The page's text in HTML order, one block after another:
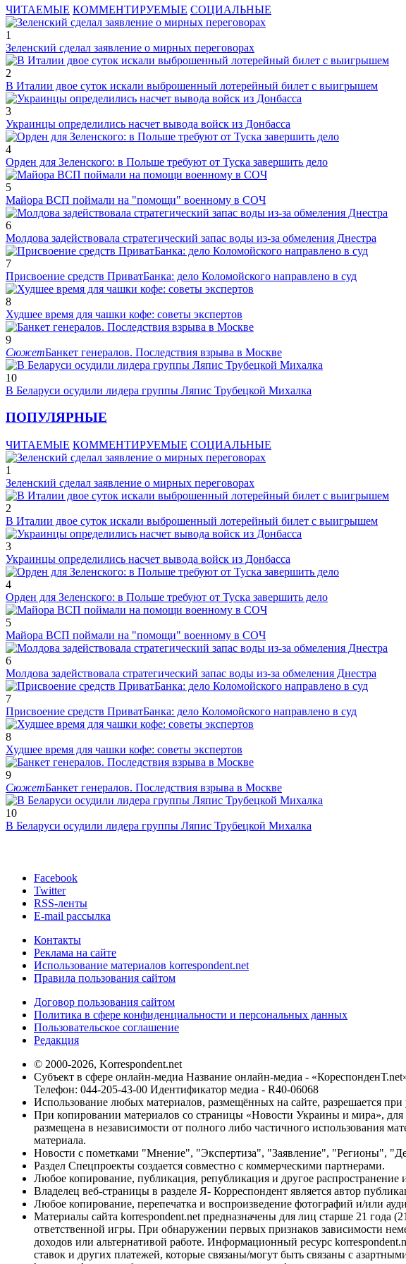
ЧИТАЕМЫЕ КОММЕНТИРУЕМЫЕ СОЦИАЛЬНЫЕ
1
Зеленский сделал заявление о мирных переговорах
2
В Италии двое суток искали выброшенный лотерейный билет с выигрышем
3
Украинцы определились насчет вывода войск из Донбасса
4
Орден для Зеленского: в Польше требуют от Туска завершить дело
5
Майора ВСП поймали на "помощи" военному в СОЧ
6
Молдова задействовала стратегический запас воды из-за обмеления Днестра
7
Присвоение средств ПриватБанка: дело Коломойского направлено в суд
8
Худшее время для чашки кофе: советы экспертов
9
СюжетБанкет генералов. Последствия взрыва в Москве
10
В Беларуси осудили лидера группы Ляпис Трубецкой Михалка
ПОПУЛЯРНЫЕ
ЧИТАЕМЫЕ КОММЕНТИРУЕМЫЕ СОЦИАЛЬНЫЕ
1
Зеленский сделал заявление о мирных переговорах
2
В Италии двое суток искали выброшенный лотерейный билет с выигрышем
3
Украинцы определились насчет вывода войск из Донбасса
4
Орден для Зеленского: в Польше требуют от Туска завершить дело
5
Майора ВСП поймали на "помощи" военному в СОЧ
6
Молдова задействовала стратегический запас воды из-за обмеления Днестра
7
Присвоение средств ПриватБанка: дело Коломойского направлено в суд
8
Худшее время для чашки кофе: советы экспертов
9
СюжетБанкет генералов. Последствия взрыва в Москве
10
В Беларуси осудили лидера группы Ляпис Трубецкой Михалка
Facebook
Twitter
RSS-ленты
E-mail рассылка
Контакты
Реклама на сайте
Использование материалов korrespondent.net
Правила пользования сайтом
Договор пользования сайтом
Политика в сфере конфиденциальности и персональных данных
Пользовательское соглашение
Редакция
© 2000-2026, Korrespondent.net
Субъект в сфере онлайн-медиа Название онлайн-медиа -
Телефон: 044-205-43-00 Идентификатор медиа - R40-06068
Использование любых материалов, размещённых на сайте, разрешается
При копировании материалов со страницы «Новости Украины и мира», для
размещена в независимости от полного либо частичного использования
материала.
Новости с пометками "Мнение", "Экспертиза", "Заявление", "Регионы",
Раздел Спецпроекты создается совместно с коммерческими партнерами.
Любое копирование, публикация, републикация и другое
Владелец веб-страницы в разделе Я- Корреспондент является автор
Любое копирование, перепечатка и воспроизведение фотографий и/или
Материалы сайта korrespondent.net предназначены для лиц старше 21
ответственной игры. При обнаружении первых признаков зависимости
доходов или альтернативой работе. Информационный ресурс
ставок и других платежей, которые связаны/могут быть связаны с